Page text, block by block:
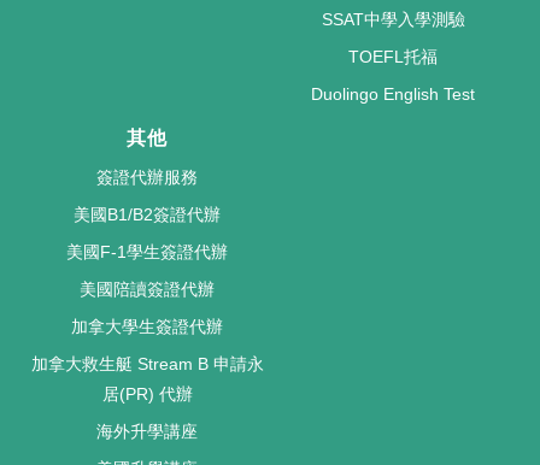
SSAT中學入學測驗
TOEFL托福
Duolingo English Test
其他
簽證代辦服務
美國B1/B2簽證代辦
美國F-1學生簽證代辦
美國陪讀簽證代辦
加拿大學生簽證代辦
加拿大救生艇 Stream B 申請永
居(PR) 代辦
海外升學講座